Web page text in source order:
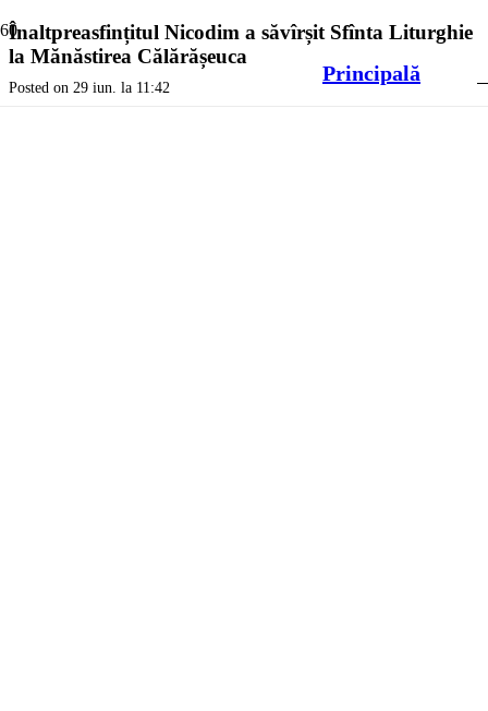
Principală
Înaltpreasfințitul Nicodim a săvîrșit Sfînta Liturghie
la Mănăstirea Călărășeuca
Posted on 29 iun. la 11:42